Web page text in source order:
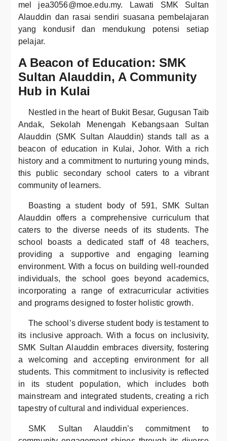
mel jea3056@moe.edu.my. Lawati SMK Sultan
Alauddin dan rasai sendiri suasana pembelajaran
yang kondusif dan mendukung potensi setiap
pelajar.
A Beacon of Education: SMK
Sultan Alauddin, A Community
Hub in Kulai
Nestled in the heart of Bukit Besar, Gugusan Taib
Andak, Sekolah Menengah Kebangsaan Sultan
Alauddin (SMK Sultan Alauddin) stands tall as a
beacon of education in Kulai, Johor. With a rich
history and a commitment to nurturing young minds,
this public secondary school caters to a vibrant
community of learners.
Boasting a student body of 591, SMK Sultan
Alauddin offers a comprehensive curriculum that
caters to the diverse needs of its students. The
school boasts a dedicated staff of 48 teachers,
providing a supportive and engaging learning
environment. With a focus on building well-rounded
individuals, the school goes beyond academics,
incorporating a range of extracurricular activities
and programs designed to foster holistic growth.
The school’s diverse student body is testament to
its inclusive approach. With a focus on inclusivity,
SMK Sultan Alauddin embraces diversity, fostering
a welcoming and accepting environment for all
students. This commitment to inclusivity is reflected
in its student population, which includes both
mainstream and integrated students, creating a rich
tapestry of cultural and individual experiences.
SMK Sultan Alauddin’s commitment to